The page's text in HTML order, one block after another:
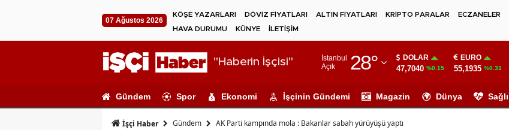
07 Ağustos 2026
KÖŞE YAZARLARI DÖVİZ FİYATLARI ALTIN FİYATLARI KRİPTO PARALAR ECZANELER
HAVA DURUMU
KÜNYE İLETİŞİM
"Haberin İşçisi"
İstanbul
Açık
28°
Adıyaman
Ağrı
DOLAR
47,7040 %0.15
EURO
55,1935 %0.31
Gündem Spor Ekonomi İşçinin Gündemi Magazin Dünya
İşçi Haber Gündem AK Parti kampında mola : Bakanlar sabah yürüyüşü yaptı